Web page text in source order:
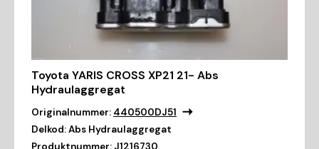
Toyota YARIS CROSS XP21 21- Abs
Hydraulaggregat
Originalnummer: 440500DJ51
Delkod:Abs Hydraulaggregat
Produktnummer: J1216730